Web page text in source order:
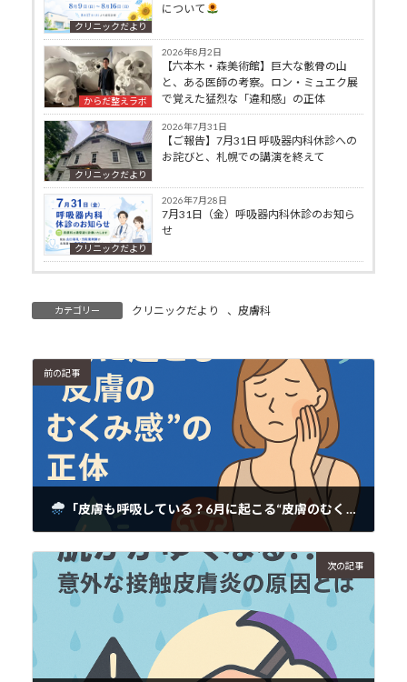
クリニックだより
について
からだ整えラボ
2026年8月2日
【六本木・森美術館】巨大な骸骨の山
と、ある医師の考察。ロン・ミュエク展
で覚えた猛烈な「違和感」の正体
クリニックだより
2026年7月31日
【ご報告】7月31日 呼吸器内科休診への
お詫びと、札幌での講演を終えて
クリニックだより
2026年7月28日
7月31日（金）呼吸器内科休診のお知ら
せ
カテゴリー クリニックだより 、皮膚科
前の記事
「皮膚も呼吸している？6月に起こる“皮膚のむくみ感”の正体」
次の記事